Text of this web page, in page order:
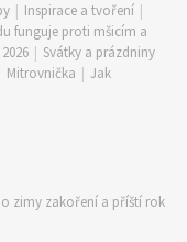
| Inspirace a tvoření |
funguje proti mšicím a
| Svátky a prázdniny
Mitrovnička | Jak
zimy zakoření a příští rok